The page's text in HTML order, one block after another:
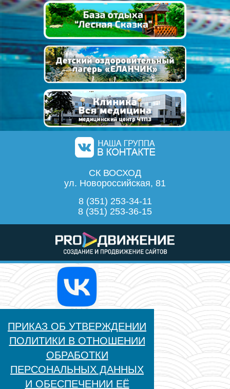
СК ВОСХОД
ул. Новороссийская, 81
8 (351) 253-34-11
8 (351) 253-36-15
ПРИКАЗ ОБ УТВЕРЖДЕНИИ
ПОЛИТИКИ В ОТНОШЕНИИ
ОБРАБОТКИ
ПЕРСОНАЛЬНЫХ ДАННЫХ
И ОБЕСПЕЧЕНИИ ЕЁ